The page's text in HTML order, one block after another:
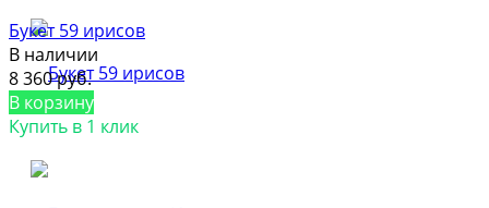
Букет 59 ирисов
В наличии
8 360 руб.
В корзину
Купить в 1 клик